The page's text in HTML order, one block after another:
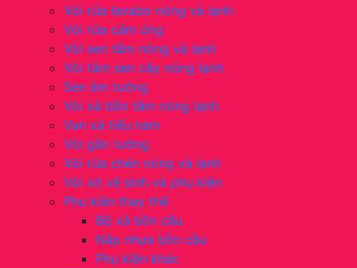
Vòi rửa lavabo nóng và lạnh
Vòi rửa cảm ứng
Vòi sen tắm nóng và lạnh
Vòi tắm sen cây nóng lạnh
Sen âm tường
Vòi xả bồn tắm nóng lạnh
Van xả tiểu nam
Vòi gắn tường
Vòi rửa chén nóng và lạnh
Vòi xịt vệ sinh và phụ kiện
Phụ kiện thay thế
Bộ xả bồn cầu
Nắp nhựa bồn cầu
Phụ kiện khác